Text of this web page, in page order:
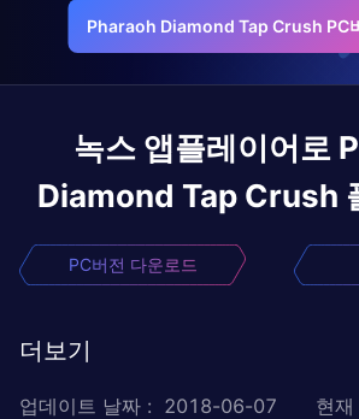
Pharaoh Diamond Tap Crush PC
녹스 앱플레이어로
Diamond Tap Crush
PC버전 다운로드
더보기
업데이트 날짜 : 2018-06-07 현재